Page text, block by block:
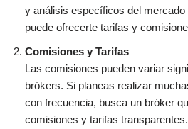
y análisis específicos del
puede ofrecerte tarifas y
Comisiones y Tarifas
Las comisiones pueden variar
brókers. Si planeas realizar
con frecuencia, busca un bróker
comisiones y tarifas